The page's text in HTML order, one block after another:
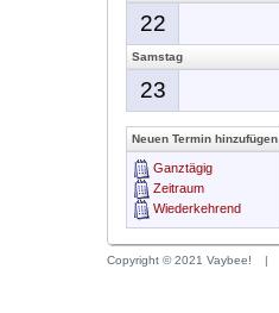
22
Samstag
23
Neuen Termin hinzufügen
Ganztägig
Zeitraum
Wiederkehrend
Copyright © 2021 Vaybee! |